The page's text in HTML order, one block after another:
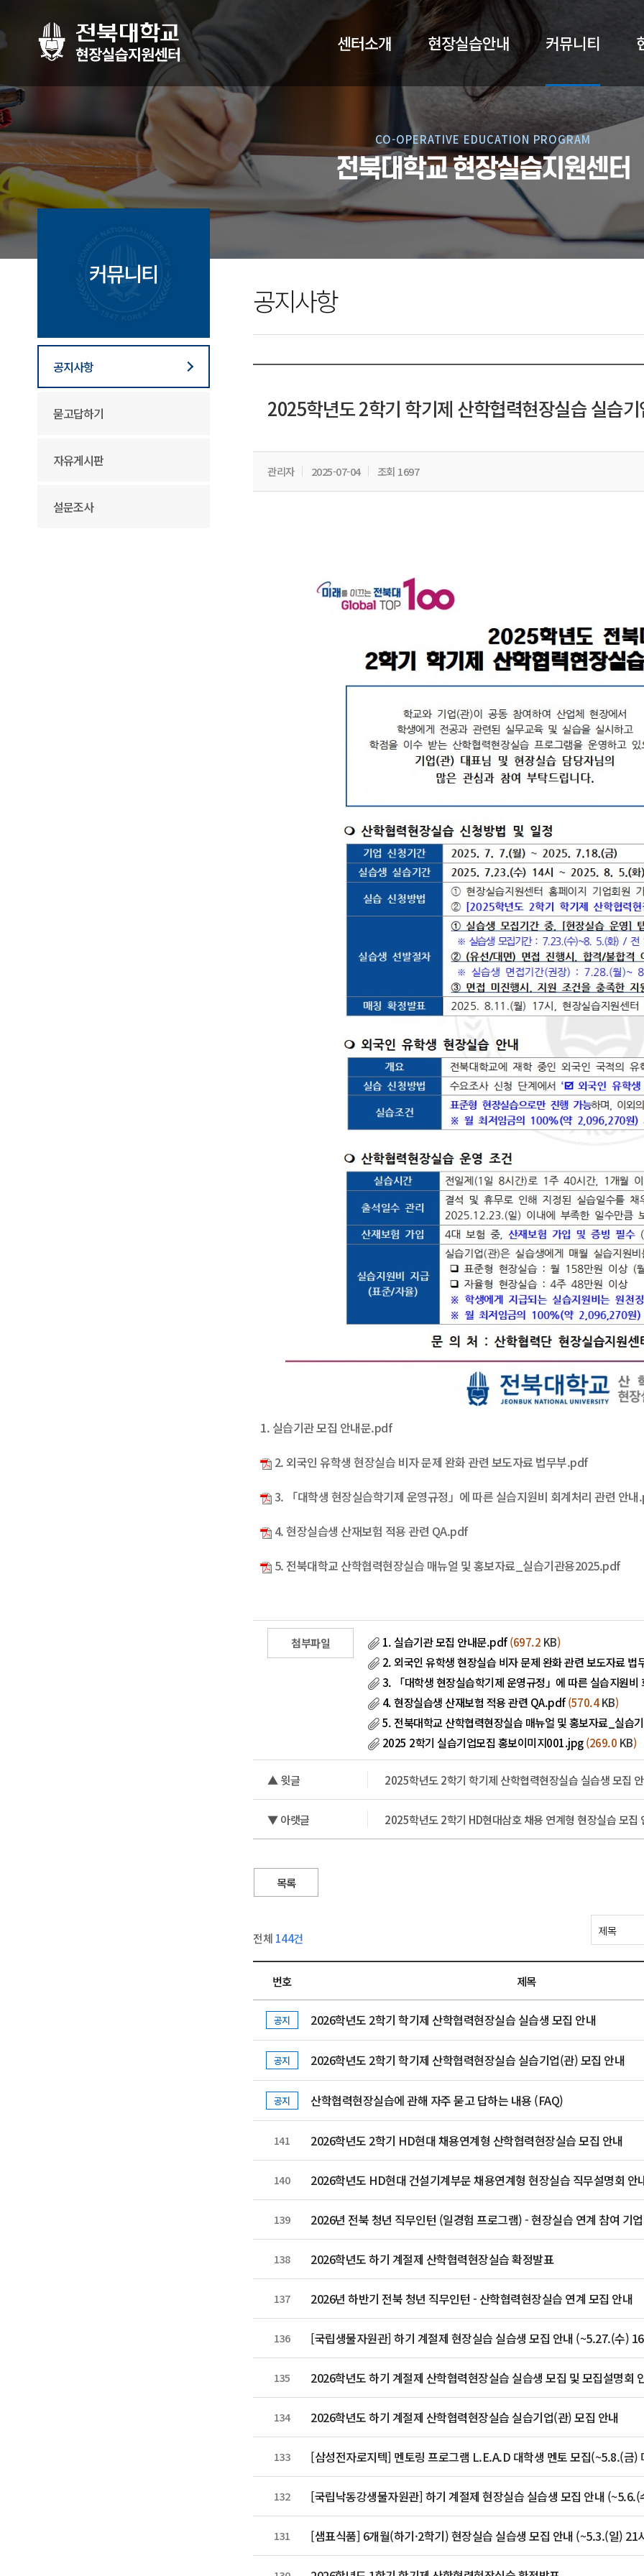
센터소개 현장실습안내 커뮤니티
CO-OPERATIVE EDUCATION PROGRAM
전북대학교 현장실습지원센터
커뮤니티
공지사항
묻고답하기
자유게시판
설문조사
공지사항
2025학년도 2학기 학기제 산학협력현장실습 실습
관리자 2025-07-04 조회 1697
1. 실습기관 모집 안내문.pdf
2. 외국인 유학생 현장실습 비자 문제 완화 관련 보도자료 법무부.pdf
3. 「대학생 현장실습학기제 운영규정」에 따른 실습지원비 회계처리 관련 안
4. 현장실습생 산재보험 적용 관련 QA.pdf
5. 전북대학교 산학협력현장실습 매뉴얼 및 홍보자료_실습기관용2025.pdf
첨부파일 1. 실습기관 모집 안내문.pdf (697.2 KB)
2. 외국인 유학생 현장실습 비자 문제 완화 관련 보도자료
3. 「대학생 현장실습학기제 운영규정」에 따른 실습지원
4. 현장실습생 산재보험 적용 관련 QA.pdf (570.4KB)
5. 전북대학교 산학협력현장실습 매뉴얼 및 홍보자료_실습
2025 2학기 실습기업모집 홍보이미지001.jpg (269.0 KB)
▲ 윗글 2025학년도 2학기 학기제 산학협력현장실습 실습생 모집
▼ 아랫글 2025학년도 2학기 HD현대삼호 채용 연계형 현장실습 모집
목록
전체 144건
번호 제목
공지 2026학년도 2학기 학기제 산학협력현장실습 실습생 모집 안내
공지 2026학년도 2학기 학기제 산학협력현장실습 실습기업(관) 모집 안내
공지 산학협력현장실습에 관해 자주 묻고 답하는 내용 (FAQ)
141 2026학년도 2학기 HD현대 채용연계형 산학협력현장실습 모집 안내
140 2026학년도 HD현대 건설기계부문 채용연계형 현장실습 직무설명회 안
139 2026년 전북 청년 직무인턴 (일경험 프로그램) - 현장실습 연계 참여 기
138 2026학년도 하기 계절제 산학협력현장실습 확정발표
137 2026년 하반기 전북 청년 직무인턴 - 산학협력현장실습 연계 모집 안내
136 [국립생물자원관] 하기 계절제 현장실습 실습생 모집 안내 (~5.27.(수)
135 2026학년도 하기 계절제 산학협력현장실습 실습생 모집 및 모집설명회
134 2026학년도 하기 계절제 산학협력현장실습 실습기업(관) 모집 안내
133 [삼성전자로지텍] 멘토링 프로그램 L.E.A.D 대학생 멘토 모집(~5.8.(금)
132 [국립낙동강생물자원관] 하기 계절제 현장실습 실습생 모집 안내
131 [샘표식품] 6개월(하기·2학기) 현장실습 실습생 모집 안내 (~5.3.(일) 21